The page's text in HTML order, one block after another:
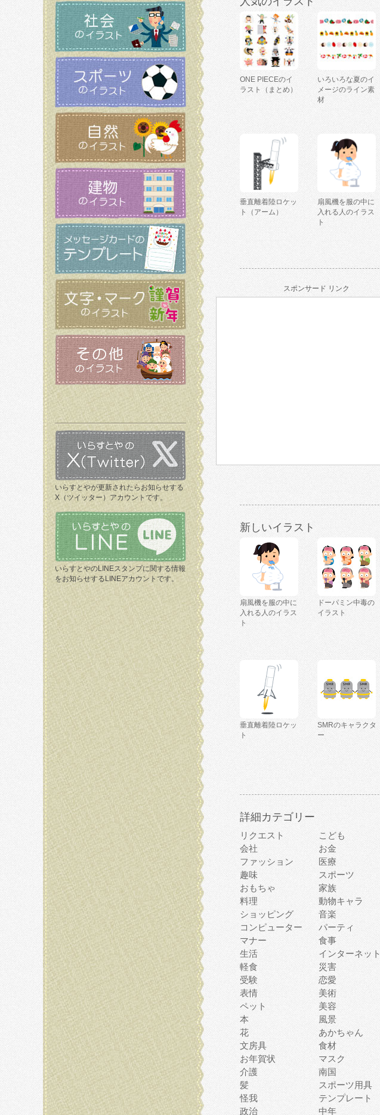
いらすとやが更新されたらお知らせする
X（ツイッター）アカウントです。
いらすとやのLINEスタンプに関する情報
をお知らせするLINEアカウントです。
ONE PIECEのイ
ラスト（まとめ）
いろいろな夏のイ
メージのライン素
材
垂直離着陸ロケッ
ト（アーム）
扇風機を服の中に
入れる人のイラス
ト
スポンサード リンク
新しいイラスト
扇風機を服の中に
入れる人のイラス
ト
ドーパミン中毒の
イラスト
垂直離着陸ロケッ
ト
SMRのキャラクタ
ー
詳細カテゴリー
リクエスト こども
会社
お金
ファッション
医療
趣味
スポーツ
おもちゃ
家族
料理
動物キャラ
ショッピング
音楽
コンピューター
パーティ
マナー
食事
生活
インターネット
軽食
災害
受験
恋愛
表情
美術
ペット
美容
本
風景
花
あかちゃん
文房具
食材
お年賀状
マスク
介護
南国
髪
スポーツ用具
怪我
テンプレート
政治
中年